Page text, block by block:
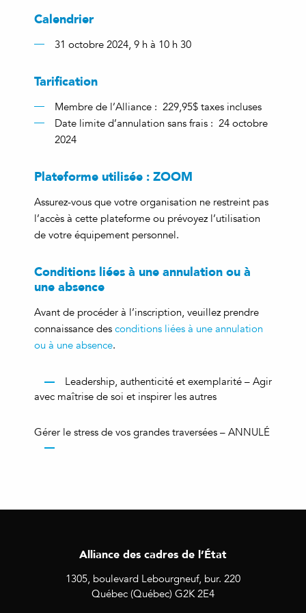
Calendrier
31 octobre 2024, 9 h à 10 h 30
Tarification
Membre de l’Alliance : 229,95$ taxes incluses
Date limite d’annulation sans frais : 24 octobre
2024
Plateforme utilisée : ZOOM
Assurez-vous que votre organisation ne restreint pas
l’accès à cette plateforme ou prévoyez l’utilisation
de votre équipement personnel.
Conditions liées à une annulation ou à
une absence
Avant de procéder à l’inscription, veuillez prendre
connaissance des conditions liées à une annulation
ou à une absence.
Leadership, authenticité et exemplarité – Agir
avec maîtrise de soi et inspirer les autres
Gérer le stress de vos grandes traversées – ANNULÉ
Alliance des cadres de l’État
1305, boulevard Lebourgneuf, bur. 220
Québec (Québec) G2K 2E4